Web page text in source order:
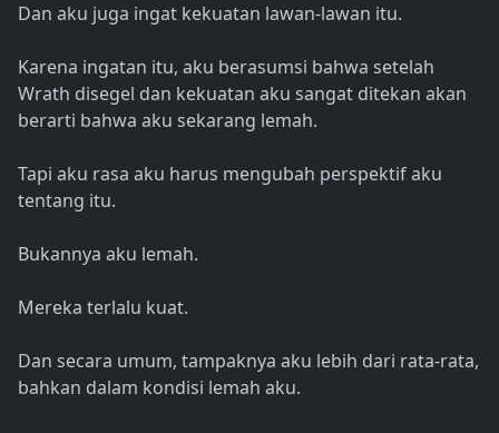
Dan aku juga ingat kekuatan lawan-lawan itu.
Karena ingatan itu, aku berasumsi bahwa setelah
Wrath disegel dan kekuatan aku sangat ditekan akan
berarti bahwa aku sekarang lemah.
Tapi aku rasa aku harus mengubah perspektif aku
tentang itu.
Bukannya aku lemah.
Mereka terlalu kuat.
Dan secara umum, tampaknya aku lebih dari rata-rata,
bahkan dalam kondisi lemah aku.